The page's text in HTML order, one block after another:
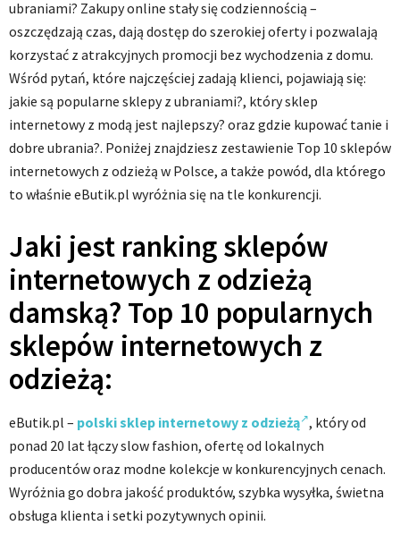
ubraniami? Zakupy online stały się codziennością –
oszczędzają czas, dają dostęp do szerokiej oferty i pozwalają
korzystać z atrakcyjnych promocji bez wychodzenia z domu.
Wśród pytań, które najczęściej zadają klienci, pojawiają się:
jakie są popularne sklepy z ubraniami?, który sklep
internetowy z modą jest najlepszy? oraz gdzie kupować tanie i
dobre ubrania?. Poniżej znajdziesz zestawienie Top 10 sklepów
internetowych z odzieżą w Polsce, a także powód, dla którego
to właśnie eButik.pl wyróżnia się na tle konkurencji.
Jaki jest ranking sklepów
internetowych z odzieżą
damską? Top 10 popularnych
sklepów internetowych z
odzieżą:
eButik.pl – polski sklep internetowy z odzieżą , który od
ponad 20 lat łączy slow fashion, ofertę od lokalnych
producentów oraz modne kolekcje w konkurencyjnych cenach.
Wyróżnia go dobra jakość produktów, szybka wysyłka, świetna
obsługa klienta i setki pozytywnych opinii.